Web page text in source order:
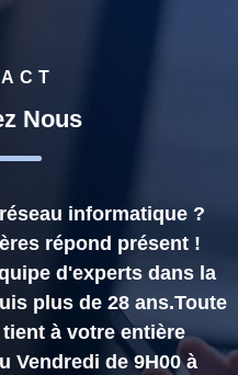
Nous
informatique ?
répond présent !
d'experts dans la
plus de 28 ans.Toute
tient à votre entière
Vendredi de 9H00 à